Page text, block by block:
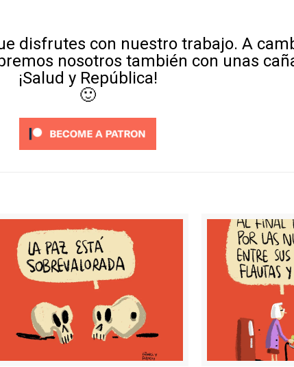
disfrutes con nuestro trabajo. A
nosotros también con unas
¡Salud y República!
🙂